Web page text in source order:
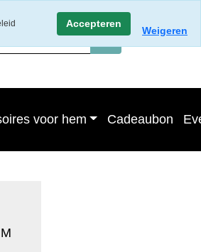
voor hem Cadeaubon
Accepteren
Weigeren